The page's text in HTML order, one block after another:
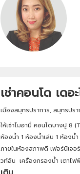
เช่าคอนโด เด
เมืองสมุทรปราการ, สมุทรปรา
ให้เช่าไมอามี่ คอนโดบางปู 8
ห้องน้ำ 1 ห้องน้ำเล่น 1 ห้อง
ภายในห้องสภาพดี เฟอร์นิเจอ
วท์อิน เครื่องกรองน้ำ เตาไฟ